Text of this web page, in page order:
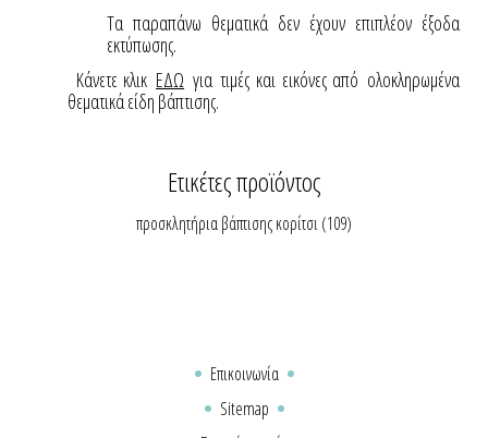
Τα παραπάνω θεματικά δεν έχουν επιπλέον έξοδα
εκτύπωσης.
Κάνετε κλικ ΕΔΩ για τιμές και εικόνες από ολοκληρωμένα
θεματικά είδη βάπτισης.
Ετικέτες προϊόντος
προσκλητήρια βάπτισης κορίτσι(109)
Επικοινωνία
Sitemap